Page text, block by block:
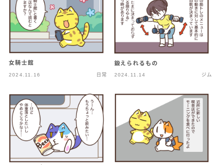
女騎士館
2024.11.16 日常
鍛えられるもの
2024.11.14 ジム